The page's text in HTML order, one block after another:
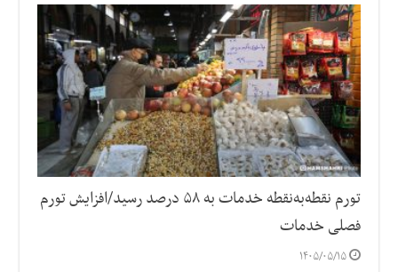
تورم نقطه‌به‌نقطه خدمات به ۵۸ درصد رسید/افزایش تورم
فصلی خدمات
۱۴۰۵/۰۵/۱۵